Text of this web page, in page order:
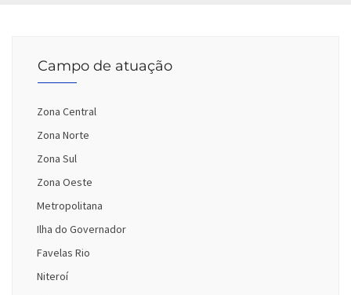
Campo de atuação
Zona Central
Zona Norte
Zona Sul
Zona Oeste
Metropolitana
Ilha do Governador
Favelas Rio
Niteroí